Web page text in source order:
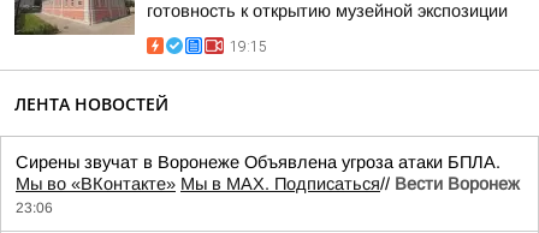
готовность к открытию музейной экспозиции
19:15
ЛЕНТА НОВОСТЕЙ
Сирены звучат в Воронеже Объявлена угроза атаки БПЛА.
Мы во «ВКонтакте» Мы в MAX. Подписаться// Вести Воронеж
23:06